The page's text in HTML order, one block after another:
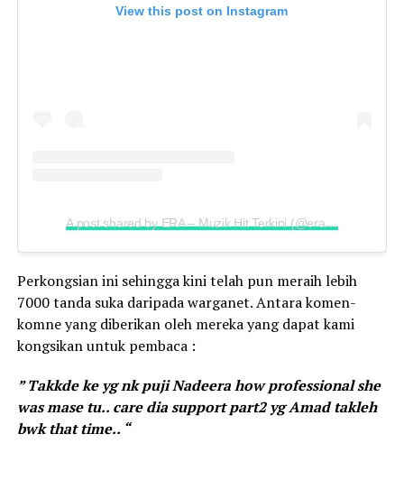
View this post on Instagram
A post shared by ERA – Muzik Hit Terkini (@era.je)
Perkongsian ini sehingga kini telah pun meraih lebih
7000 tanda suka daripada warganet. Antara komen-
komne yang diberikan oleh mereka yang dapat kami
kongsikan untuk pembaca :
” Takkde ke yg nk puji Nadeera how professional she
was mase tu.. care dia support part2 yg Amad takleh
bwk that time.. “